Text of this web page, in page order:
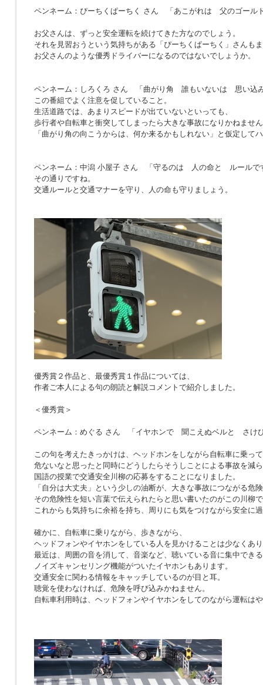
ペンネーム：ぴーちくぱーちく さん 「あこがれは 父のゴール
お父さんは、ずっと安全運転を続けてきた方なのでしょう。
それを見習おうという気持ちがある「ぴーちくぱーちく」さんも
お父さんのような優秀ドライバーになるのではないでしょうか。
ペンネーム：しろくろ さん
「曲がり角 誰もいないは 思い込
この番組でよく注意を促していること。
生活道路では、あまりスピードが出ていないといっても、
歩行者や自転車と衝突してしまったら大きな事故になりかねませ
「曲がり角の向こうからは、何か来るかもしれない」と仮定して
ペンネーム：中潟 小屋子 さん 「 守るのは 人の命と ルールで
その通りですね。
交通ルールと交通マナーを守り、人の命も守りましょう。
優秀賞２作品と、最優秀賞１作品については、
作者ご本人による句の朗読と解説コメントで紹介しました。
＜優秀賞＞
ペンネーム：めぐる さん 「イヤホンで 聞こえぬベルと さけ
この句を考えたきっかけは、ヘッドホンをしながら自転車に乗っ
危ないなと思ったと同時にどうしたらそうしことによる事故を減
国語の授業で交通安全川柳の応募をすることになりました。
「自分は大丈夫」という少しの油断が、大きな事故につながる危
その危険性を短い言葉で伝えられたらと思い書いたのがこの川柳
これからも気持ちに余裕を持ち、周りにも気をつけながら安全に
確かに、自転車に乗りながら、歩きながら、
ヘッドフォンやイヤホンをしている人を見かけることは少なくあ
最近は、周囲の音を消して、音楽など、聴いている音に集中できる
ノイズキャンセリング機能がついたイヤホンもあります。
交通安全に関わる情報をキャッチしているのが目と耳。
聴覚を使わなければ、危険を呼び込みかねません。
自転車利用時は、ヘッドフォンやイヤホンをしてのながら運転は